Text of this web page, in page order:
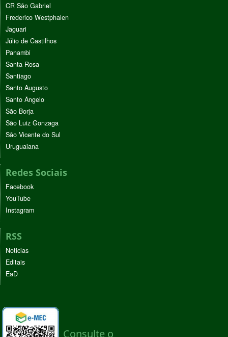
CR São Gabriel
Frederico Westphalen
Jaguari
Júlio de Castilhos
Panambi
Santa Rosa
Santiago
Santo Augusto
Santo Ângelo
São Borja
São Luiz Gonzaga
São Vicente do Sul
Uruguaiana
Redes Sociais
Facebook
YouTube
Instagram
RSS
Noticias
Editais
EaD